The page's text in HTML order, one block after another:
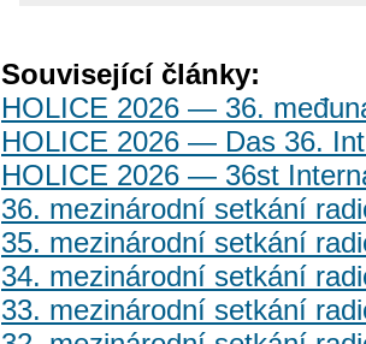
Související články:
HOLICE 2026 — 36.
HOLICE 2026 — Das 36.
HOLICE 2026 — 36st
36. mezinárodní setkání
35. mezinárodní setkání
34. mezinárodní setkání
33. mezinárodní setkání